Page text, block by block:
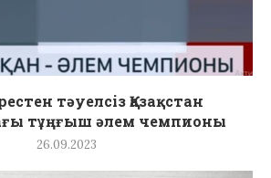
тәуелсіз Қазақстан
тұңғыш әлем чемпионы
26.09.2023